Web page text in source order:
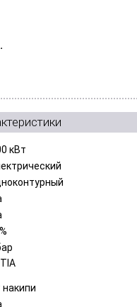
кВт
накипи